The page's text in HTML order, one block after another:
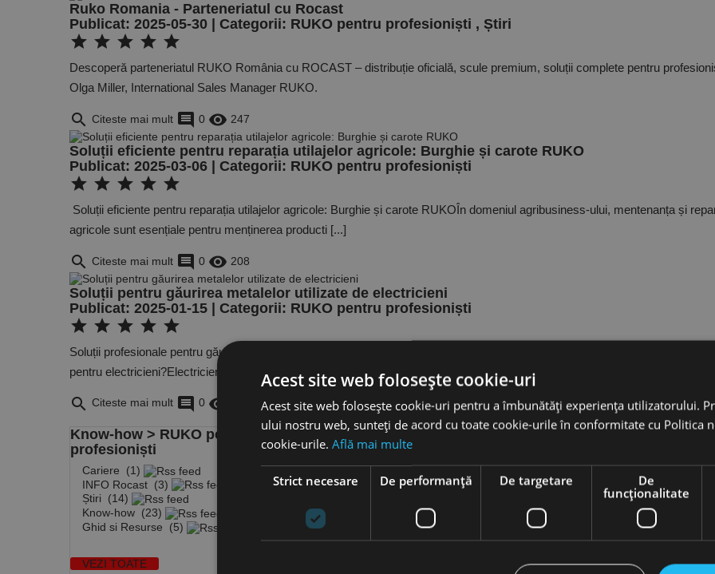
Ruko Romania - Parteneriatul cu Rocast
Publicat: 2025-05-30 | Categorii: RUKO pentru profesioniști , Știri
star star star star star
Descoperă parteneriatul RUKO România cu ROCAST – distribuție oficială, scule premium, soluții complete pentru
Olga Miller, International Sales Manager RUKO.
search Citeste mai mult comment 0 remove_red_eye 247
Soluții eficiente pentru reparația utilajelor agricole: Burghie și carote RUKO
Publicat: 2025-03-06 | Categorii: RUKO pentru profesioniști
star star star star star
Soluții eficiente pentru reparația utilajelor agricole: Burghie și carote RUKOÎn domeniul agribusiness-ului, mentenanța și
agricole sunt esențiale pentru menținerea producti [...]
search Citeste mai mult comment 0 remove_red_eye 208
Soluții pentru găurirea metalelor utilizate de electricieni
Publicat: 2025-01-15 | Categorii: RUKO pentru profesioniști
star star star star star
Soluții profesionale pentru găurirea metalelor: Burghiele RUKO, alegerea Ideală pentru electricieni De ce este importantă
pentru electricieni?Electricienii întâmpină adesea p [...]
search Citeste mai mult comment 0 remove_red_eye
Know-how > RUKO pentru
profesioniști
Cariere
(1)
INFO Rocast (3)
Știri
(14)
Know-how (23)
Ghid si Resurse (5)

VEZI TOATE
Acest site web folosește cookie-uri
Acest site web folosește cookie-uri pentru a îmbunătăți experiența utilizatorului.
ului nostru web, sunteți de acord cu toate cookie-urile în conformitate cu Politica
cookie-urile. Află mai multe
Strict necesare De performanță De targetare
De
funcţionalitate